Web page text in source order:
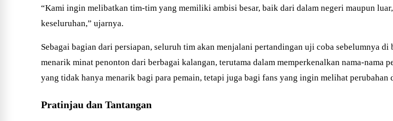
“Kami ingin melibatkan tim-tim yang memiliki ambisi besar, baik dari dalam negeri maupun
keseluruhan,” ujarnya.
Sebagai bagian dari persiapan, seluruh tim akan menjalani pertandingan uji coba sebelumnya
menarik minat penonton dari berbagai kalangan, terutama dalam memperkenalkan nama-nama
yang tidak hanya menarik bagi para pemain, tetapi juga bagi fans yang ingin melihat
Pratinjau dan Tantangan